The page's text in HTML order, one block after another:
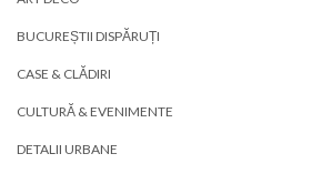
BUCUREȘTII DISPĂRUȚI
CASE & CLĂDIRI
CULTURĂ & EVENIMENTE
DETALII URBANE